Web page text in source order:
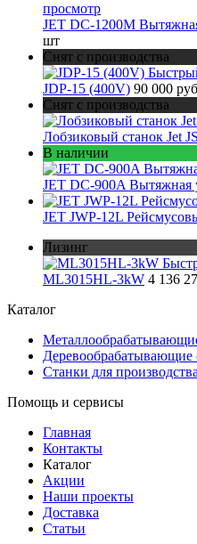
просмотр
JET DC-1200M
шт
Снят с производства
JDP-15 (400V) 90 000 руб
Снят с производства
Лобзиковый станок Jet
В наличии
JET DC-900A Вытяжная
JET JWP-12L
Лизинг
ML3015HL-3kW 4 136
Каталог
Деревообрабатывающие
Станки для
Помощь и сервисы
Главная
Контакты
Каталог
Акции
Наши проекты
Доставка
Статьи